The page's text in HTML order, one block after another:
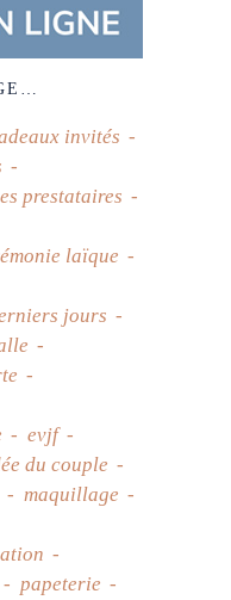
invités
prestataires
laïque
jours
evjf
du couple
maquillage
papeterie